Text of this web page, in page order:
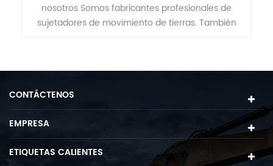
nosotros Somos fabricantes profesionales de
sujetadores de movimiento de tierras. También
CONTÁCTENOS
EMPRESA
ETIQUETAS CALIENTES